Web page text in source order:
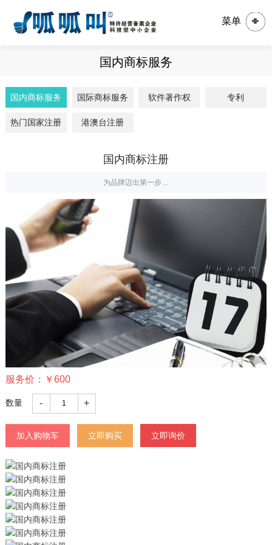
菜单
国内商标服务
国内商标服务 国际商标服务 软件著作权 专利
热门国家注册 港澳台注册
国内商标注册
为品牌迈出第一步 ...
服务价： ￥600
数量 - +
加入购物车 立即购买 立即询价